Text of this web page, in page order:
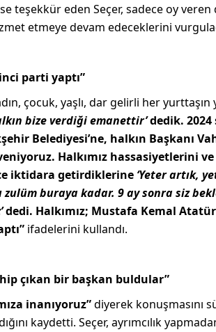
teşekkür eden Seçer, sadece oy
etmeye devam edeceklerini
parti yaptı”
çocuk, yaşlı, dar gelirli her yurttaşın
bize verdiği emanettir’dedik. 2024
Belediyesi’ne, halkın Başkanı
Halkımız hassasiyetlerini
iktidara getirdiklerine ‘Yeter artık,
buraya kadar. 9 ay sonra siz
dedi. Halkımız; Mustafa Kemal
ifadelerini kullandı.
çıkan bir başkan buldular”
inanıyoruz”diyerek konuşmasını
kaydetti. Seçer, ayrımcılık